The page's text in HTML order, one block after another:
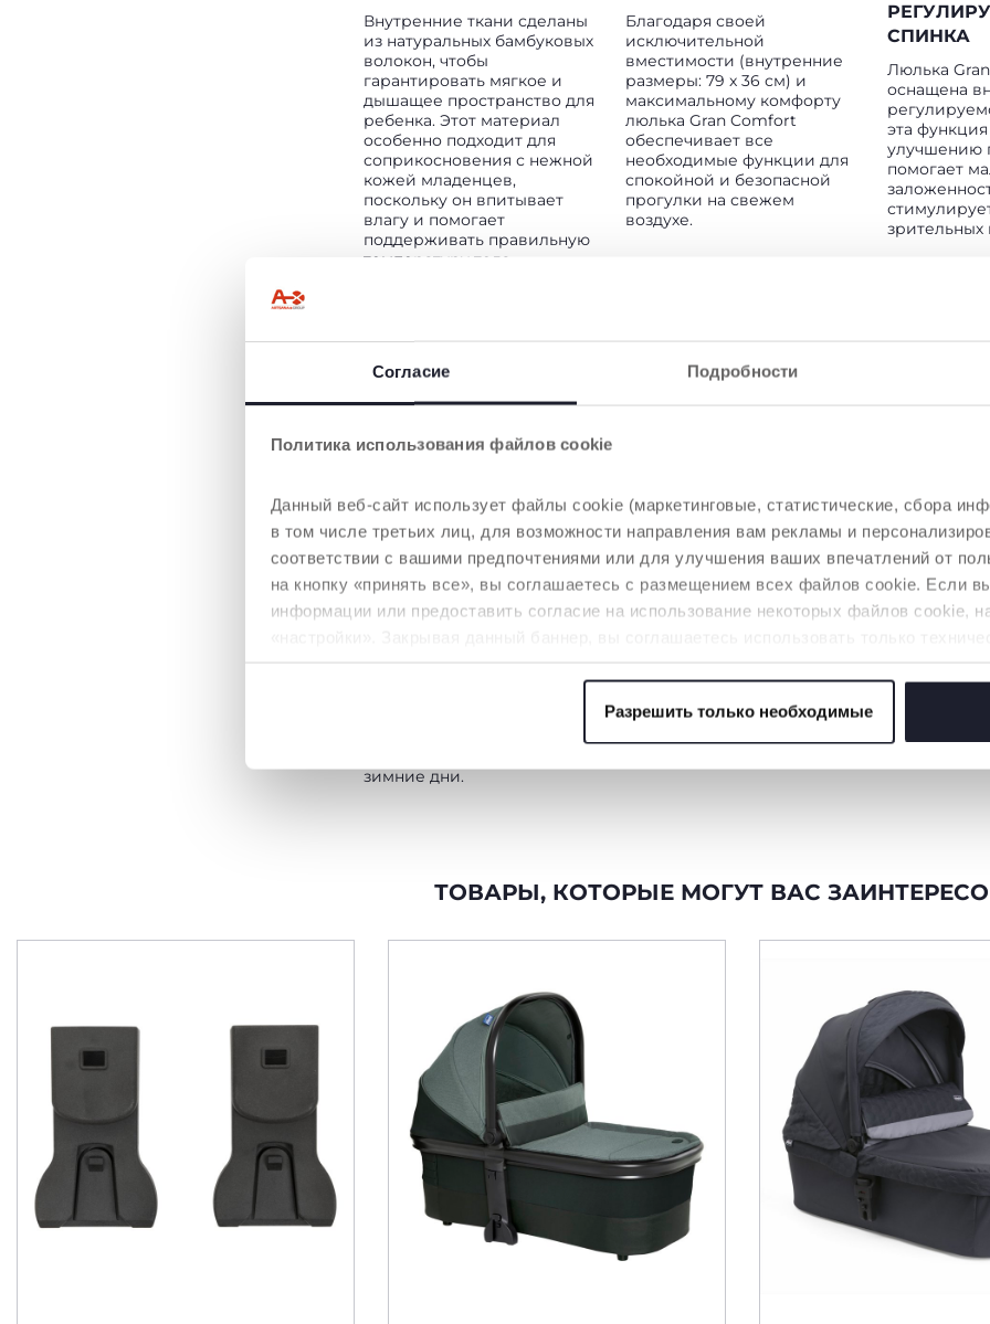
Согласие Подробности
Политика использования файлов cookie
Данный веб-сайт использует файлы cookie (маркетинговые, статистические, сбора
в том числе третьих лиц, для возможности направления вам рекламы и
соответствии с вашими предпочтениями или для улучшения ваших впечатлений от
на кнопку «принять все», вы соглашаетесь с размещением всех файлов cookie. Если
информации или предоставить согласие на использование некоторых файлов cookie,
необходимы для запрашиваемой услуги.
Политика использования файлов cookieРазрешить только необходимые
Внутренние ткани сделаны
из натуральных бамбуковых
волокон, чтобы
гарантировать мягкое и
дышащее пространство для
ребенка. Этот материал
особенно подходит для
соприкосновения с нежной
кожей младенцев,
поскольку он впитывает
влагу и помогает
поддерживать правильную
температуру тела
Благодаря своей
исключительной
вместимости (внутренние
размеры: 79 x 36 см) и
максимальному комфорту
люлька Gran Comfort
обеспечивает все
необходимые функции для
спокойной и безопасной
прогулки на свежем
воздухе.
СПИНКА
Люлька
оснащена
эта
улучшению
помогает
КОМФОРТ В ЛЮБУЮ
ПОГОДУ
Люлька полностью
оборудована для любых
погодных условий. Имеет
сетчатые отверстия на
зимние дни.
СОЛНЦЕЗАЩИТНЫЙ
КОЗЫРЕК
Внутри удобного кармана
на основании капюшона
находится выдвижной
солнцезащитный козырек.
автоматическим кнопкам.
Накидку на
качестве
ТОВАРЫ, КОТОРЫЕ МОГУТ ВАС